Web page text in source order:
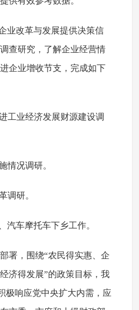
业改革与发展提供决策信
查研究，了解企业经营情
企业增收节支，完成如下
工业经济发展财源建设调
情况调研。
调研。
汽车摩托车下乡工作。
署，围绕“农民得实惠、企
济得发展”的政策目标，我
极响应党中央扩大内需，应